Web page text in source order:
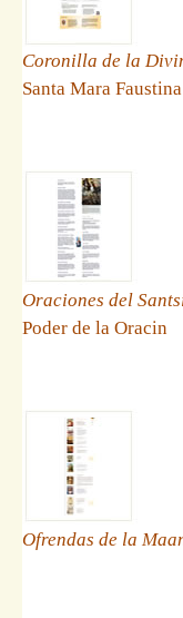
Coronilla de la
Santa Mara Faustina
Oraciones del
Poder de la Oracin
Ofrendas de la